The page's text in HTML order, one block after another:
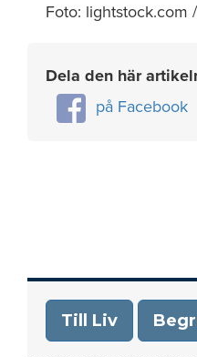
Foto: lightstock.com
Dela den här
på Facebook
Till Liv